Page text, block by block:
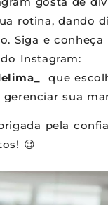
rotina, dando
Siga e conheça
do Instagram:
que
gerenciar sua
pela
😉